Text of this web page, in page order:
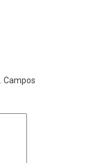
Campos